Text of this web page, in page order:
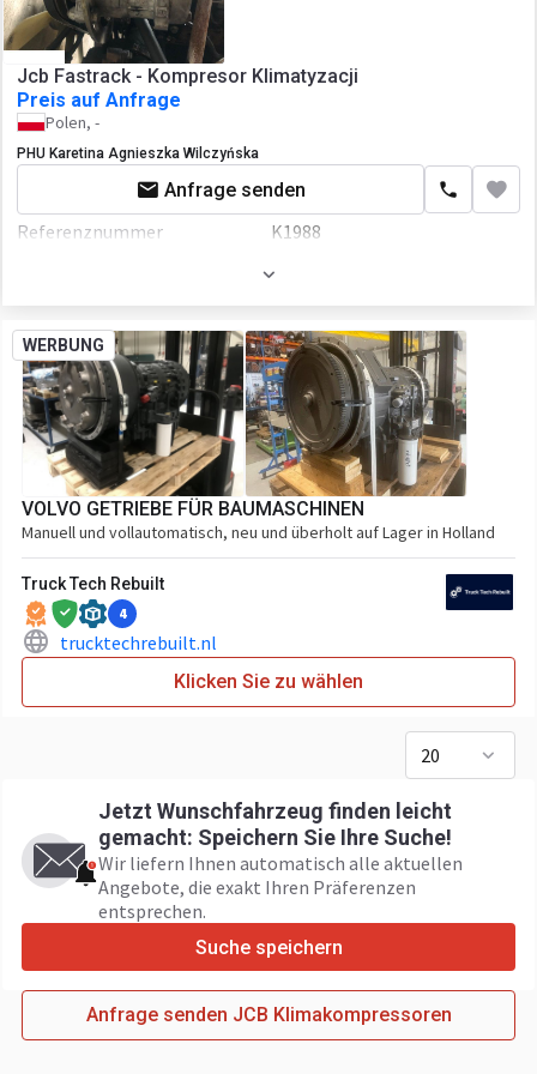
Jcb Fastrack - Kompresor Klimatyzacji
Preis auf Anfrage
Polen, -
PHU Karetina Agnieszka Wilczyńska
Anfrage senden
Referenznummer K1988
WERBUNG
VOLVO GETRIEBE FÜR BAUMASCHINEN
Manuell und vollautomatisch, neu und überholt auf Lager in Holland
Truck Tech Rebuilt
4
trucktechrebuilt.nl
Klicken Sie zu wählen
20
Jetzt Wunschfahrzeug finden leicht
gemacht: Speichern Sie Ihre Suche!
Wir liefern Ihnen automatisch alle aktuellen
Angebote, die exakt Ihren Präferenzen
entsprechen.
Suche speichern
Anfrage senden JCB Klimakompressoren